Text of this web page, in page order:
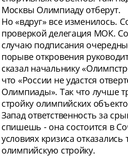
Москвы Олимпиаду отберут.
Но «вдруг» все изменилось.
проверкой делегация МОК.
случаю подписания
порыве откровения
сказал начальнику
что «России не удастся
Олимпиады». Так что лучше
стройку олимпийских
Запад ответственность за
спишешь - она состоится в
условиях кризиса отказались
олимпийскую стройку.